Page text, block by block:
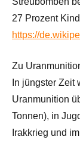
27 Prozent
https://
Zu
In jüngster Zeit
Uranmunition
Tonnen), in
Irakkrieg und